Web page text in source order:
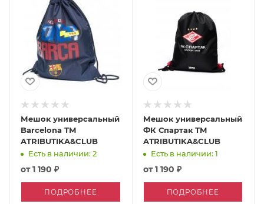
Мешок универсальный
Barcelona ТМ
ATRIBUTIKA&CLUB
Есть в наличии: 2
от1 190 ₽
ПОДРОБНЕЕ
Мешок универсальный
ФК Спартак TM
ATRIBUTIKA&CLUB
Есть в наличии: 1
от1 190 ₽
ПОДРОБНЕЕ